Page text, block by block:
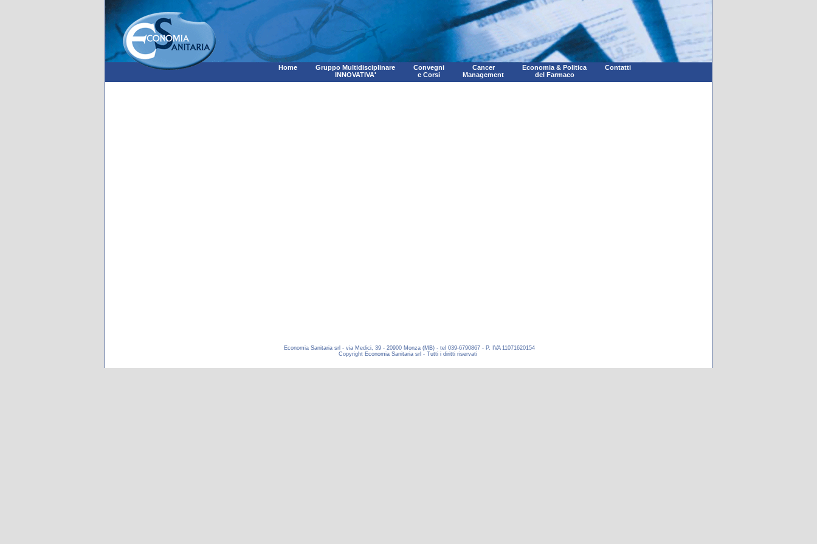
Home
Gruppo Multidisciplinare
INNOVATIVA'
Convegni
e Corsi
Cancer
Management
Economia & Politica
del Farmaco
Contatti
Economia Sanitaria srl - via Medici, 39 - 20900 Monza (MB) - tel 039-6790867 - P. IVA 11071620154
Copyright Economia Sanitaria srl - Tutti i diritti riservati